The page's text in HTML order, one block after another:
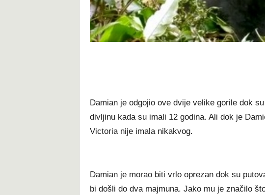
Damian je odgojio ove dvije velike gorile dok
divljinu kada su imali 12 godina. Ali dok je
Victoria nije imala nikakvog.
Damian je morao biti vrlo oprezan dok su
bi došli do dva majmuna. Jako mu je značilo